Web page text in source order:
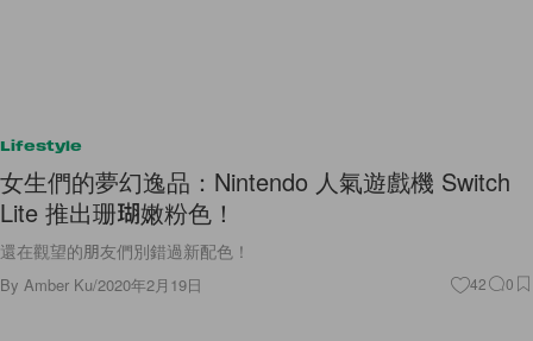
Lifestyle
女生們的夢幻逸品：Nintendo 人氣遊戲機 Switch
Lite 推出珊瑚嫩粉色！
還在觀望的朋友們別錯過新配色！
By Amber Ku/2020年2月19日 42 0